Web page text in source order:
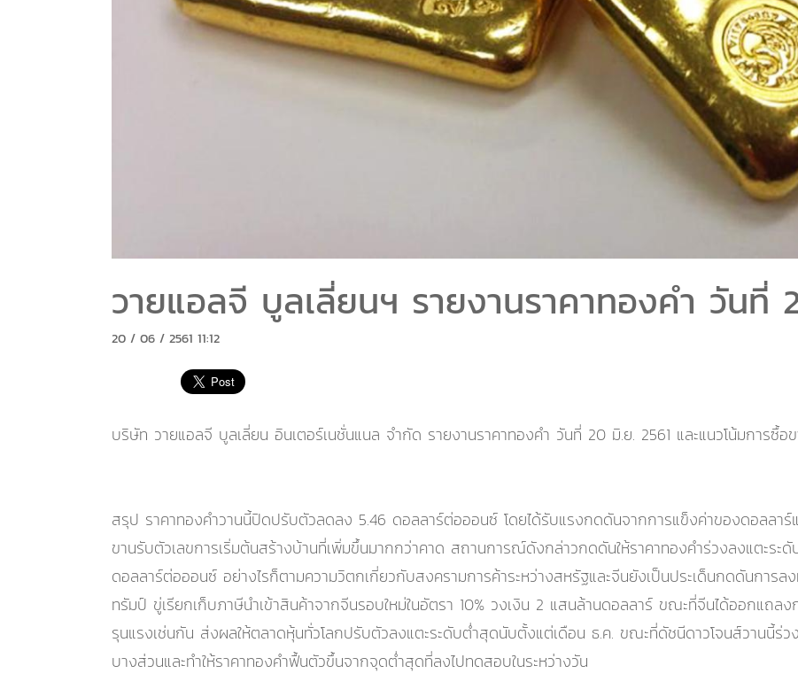
วายแอลจี บูลเลี่ยนฯ รายงานราคาทองคำ วันที่
20 / 06 / 2561 11:12
บริษัท วายแอลจี บูลเลี่ยน อินเตอร์เนชั่นแนล จำกัด รายงานราคาทองคำ วันที่ 20 มิ.ย. 2561 และแนวโน้มการซื้อ
สรุป ราคาทองคำวานนี้ปิดปรับตัวลดลง 5.46 ดอลลาร์ต่อออนซ์ โดยได้รับแรงกดดันจากการแข็งค่าของดอลลา
ขานรับตัวเลขการเริ่มต้นสร้างบ้านที่เพิ่มขึ้นมากกว่าคาด สถานการณ์ดังกล่าวกดดันให้ราคาทองคำร่วงลงแตะระ
ดอลลาร์ต่อออนซ์ อย่างไรก็ตามความวิตกเกี่ยวกับสงครามการค้าระหว่างสหรัฐและจีนยังเป็นประเด็นกดดันการ
ทรัมป์ ขู่เรียกเก็บภาษีนำเข้าสินค้าจากจีนรอบใหม่ในอัตรา 10% วงเงิน 2 แสนล้านดอลลาร์ ขณะที่จีนได้ออกแถล
รุนแรงเช่นกัน ส่งผลให้ตลาดหุ้นทั่วโลกปรับตัวลงแตะระดับต่ำสุดนับตั้งแต่เดือน ธ.ค. ขณะที่ดัชนีดาวโจนส์วานนี้ร่
บางส่วนและทำให้ราคาทองคำฟื้นตัวขึ้นจากจุดต่ำสุดที่ลงไปทดสอบในระหว่างวัน